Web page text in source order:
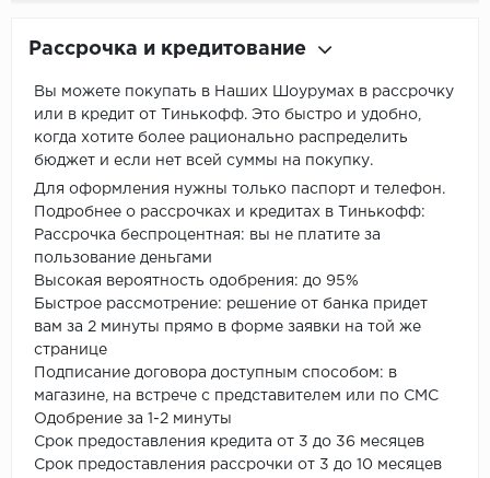
Рассрочка и кредитование
Вы можете покупать в Наших Шоурумах в рассрочку
или в кредит от Тинькофф. Это быстро и удобно,
когда хотите более рационально распределить
бюджет и если нет всей суммы на покупку.
Для оформления нужны только паспорт и телефон.
Подробнее о рассрочках и кредитах в Тинькофф:
Рассрочка беспроцентная: вы не платите за
пользование деньгами
Высокая вероятность одобрения: до 95%
Быстрое рассмотрение: решение от банка придет
вам за 2 минуты прямо в форме заявки на той же
странице
Подписание договора доступным способом: в
магазине, на встрече с представителем или по СМС
Одобрение за 1-2 минуты
Срок предоставления кредита от 3 до 36 месяцев
Срок предоставления рассрочки от 3 до 10 месяцев